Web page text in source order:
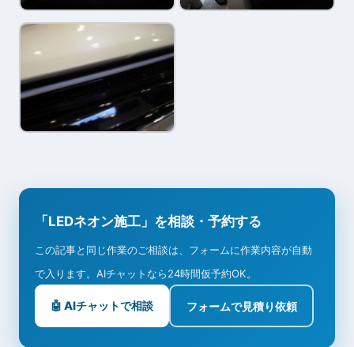
「LEDネオン施工」を相談・予約する
この記事と同じ作業のご相談は、フォームに作業内容が自動
で入ります。AIチャットなら24時間仮予約OK。
🤖 AIチャットで相談 フォームで見積り依頼